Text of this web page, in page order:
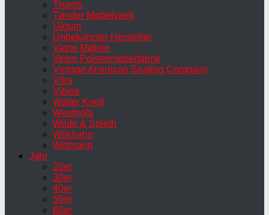
Thams
Tønder Møbelværk
Uldum
Unbekannter Hersteller
Vatne Møbler
Vejen Polstermøbelfabrik
Vintage American Seating Company
Vitra
Vitsoe
Walter Knoll
Westnofa
Wilde & Spieth
Wilkhahn
Wittmann
Jahr
20er
30er
40er
50er
60er